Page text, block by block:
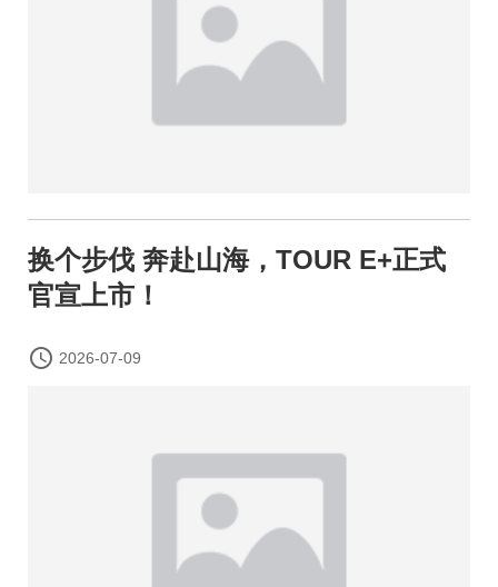
换个步伐 奔赴山海，TOUR E+正式
官宣上市！
 2026-07-09